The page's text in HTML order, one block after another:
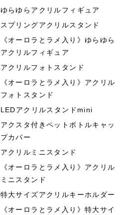
ゆらゆらアクリルフィギュア
スプリングアクリルスタンド
《オーロラとラメ入り》ゆらゆら
アクリルフィギュア
アクリルフォトスタンド
《オーロラとラメ入り》アクリル
フォトスタンド
LEDアクリルスタンドmini
アクスタ付きペットボトルキャッ
プカバー
アクリルミニスタンド
《オーロラとラメ入り》アクリル
ミニスタンド
特大サイズアクリルキーホルダー
《オーロラとラメ入り》特大サイ